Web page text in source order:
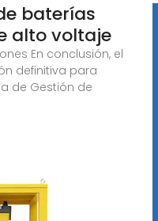
baterías
alto voltaje
En conclusión, el
definitiva para
de Gestión de